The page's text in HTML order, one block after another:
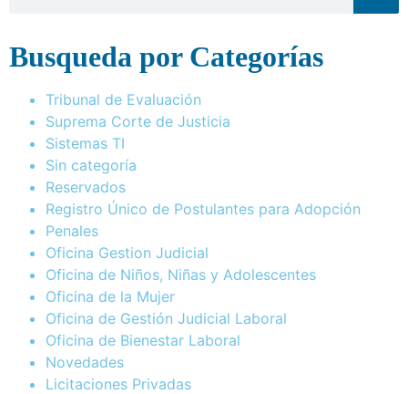
Busqueda por Categorías
Tribunal de Evaluación
Suprema Corte de Justicia
Sistemas TI
Sin categoría
Reservados
Registro Único de Postulantes para Adopción
Penales
Oficina Gestion Judicial
Oficina de Niños, Niñas y Adolescentes
Oficina de la Mujer
Oficina de Gestión Judicial Laboral
Oficina de Bienestar Laboral
Novedades
Licitaciones Privadas